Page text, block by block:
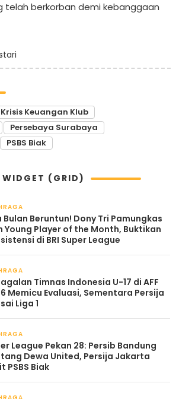
telah berkorban demi kebanggaan
Krisis Keuangan Klub
Persebaya Surabaya
PSBS Biak
WIDGET (GRID)
Bulan Beruntun! Dony Tri Pamungkas
Young Player of the Month, Buktikan
di BRI Super League
Timnas Indonesia U-17 di AFF
Memicu Evaluasi, Sementara Persija
Liga 1
League Pekan 28: Persib Bandung
Dewa United, Persija Jakarta
PSBS Biak